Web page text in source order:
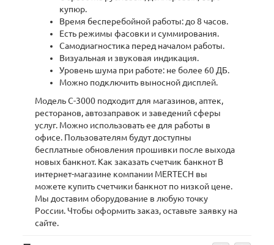
купюр.
Время бесперебойной работы: до 8 часов.
Есть режимы фасовки и суммирования.
Самодиагностика перед началом работы.
Визуальная и звуковая индикация.
Уровень шума при работе: не более 60 ДБ.
Можно подключить выносной дисплей.
Модель C-3000 подходит для магазинов, аптек,
ресторанов, автозаправок и заведений сферы
услуг. Можно использовать ее для работы в
офисе. Пользователям будут доступны
бесплатные обновления прошивки после выхода
новых банкнот. Как заказать счетчик банкнот В
интернет-магазине компании MERTECH вы
можете купить счетчики банкнот по низкой цене.
Мы доставим оборудование в любую точку
России. Чтобы оформить заказ, оставьте заявку на
сайте.